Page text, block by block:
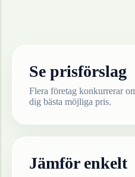
Se prisförslag
Flera företag konkurrerar
dig bästa möjliga pris.
Jämför enkelt